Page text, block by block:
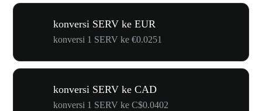
konversi SERV ke EUR
konversi 1 SERV ke €0.0251
konversi SERV ke CAD
konversi 1 SERV ke C$0.0402